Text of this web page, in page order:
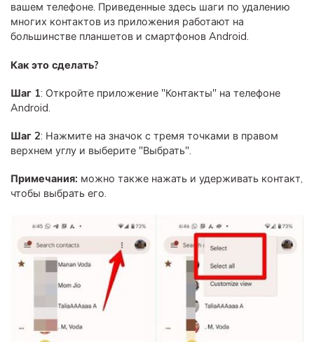
вашем телефоне. Приведенные здесь шаги по удалению
многих контактов из приложения работают на
большинстве планшетов и смартфонов Android.
Как это сделать?
Шаг 1: Откройте приложение "Контакты" на телефоне
Android.
Шаг 2: Нажмите на значок с тремя точками в правом
верхнем углу и выберите "Выбрать".
Примечания: можно также нажать и удерживать контакт,
чтобы выбрать его.